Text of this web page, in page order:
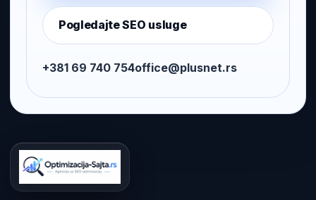
Pogledajte SEO usluge
+381 69 740 754office@plusnet.rs